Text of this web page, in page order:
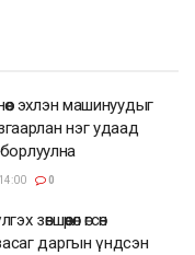
эхлэн машинуудыг
нэг удаад
борлуулна
0
зөвшөөрөл өгсөн
даргын үндсэн